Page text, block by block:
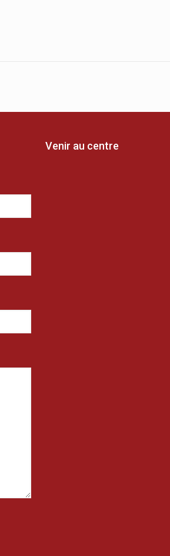
Venir au centre